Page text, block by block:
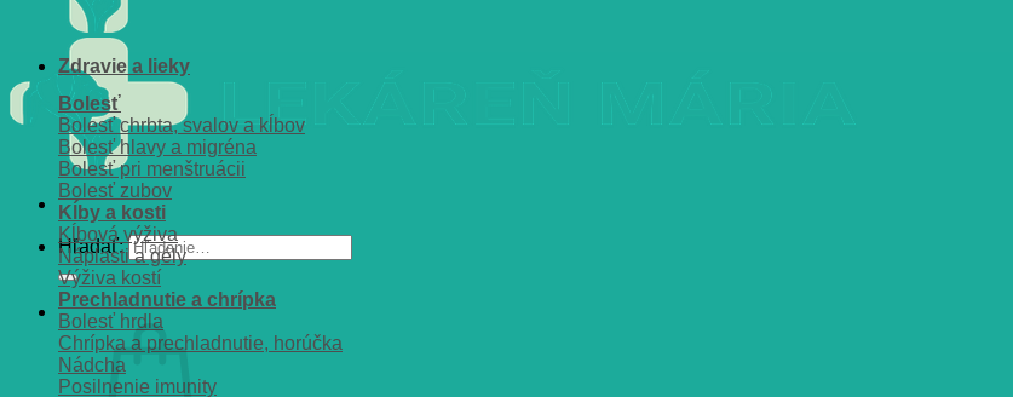
Hľadať:
Zdravie a lieky
Bolesť
Bolesť chrbta, svalov a kĺbov
Bolesť hlavy a migréna
Bolesť pri menštruácii
Bolesť zubov
Kĺby a kosti
Kĺbová výživa
Náplasti a gély
Výživa kostí
Prechladnutie a chrípka
Bolesť hrdla
Chrípka a prechladnutie, horúčka
Nádcha
Posilnenie imunity